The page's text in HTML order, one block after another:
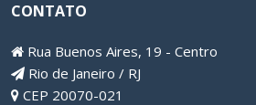
CONTATO
Rua Buenos Aires, 19 - Centro
Rio de Janeiro / RJ
CEP 20070-021